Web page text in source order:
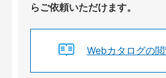
らご依頼いただけます。
Webカタログの